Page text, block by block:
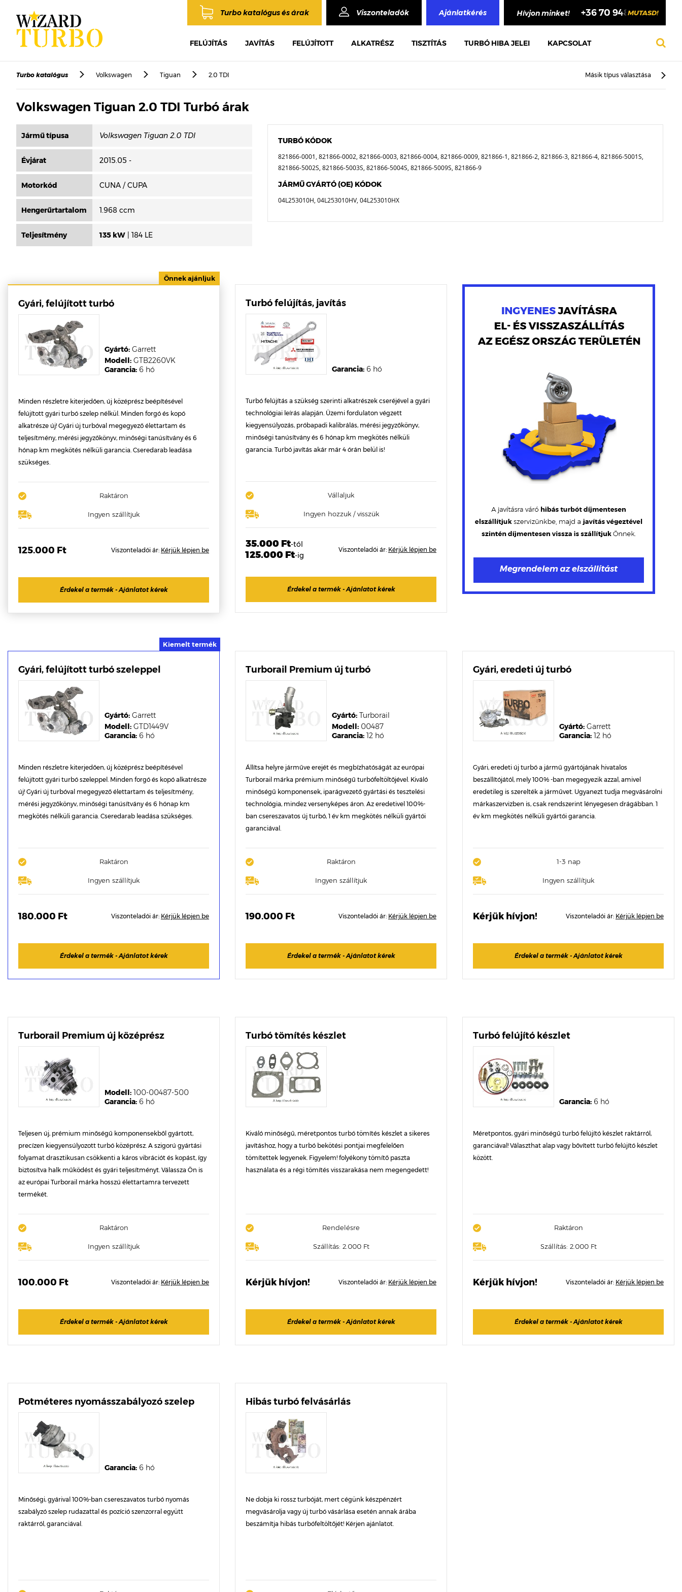
Turbo katalógus és árak Viszonteladók Ajánlatkérés Hívjon minket! +36 70 948 4748
MUTASD!
FELÚJÍTÁS JAVÍTÁS FELÚJÍTOTT ALKATRÉSZ TISZTÍTÁS TURBÓ HIBA JELEI KAPCSOLAT
Turbo katalógus Volkswagen Tiguan 2.0 TDI Másik típus választása
Volkswagen Tiguan 2.0 TDI Turbó árak
Jármű típusa
Évjárat 2015.05 -
Motorkód CUNA / CUPA
Hengerűrtartalom 1.968 ccm
Teljesítmény 135 kW | 184 LE
TURBÓ KÓDOK
821866-0001, 821866-0002, 821866-0003, 821866-0004, 821866-0009, 821866-1, 821866-2, 821866-3, 821866-4, 821866-5001S,
821866-5002S, 821866-5003S, 821866-5004S, 821866-5009S, 821866-9
JÁRMŰ GYÁRTÓ (OE) KÓDOK
04L253010H, 04L253010HV, 04L253010HX
Gyári, felújított turbó
Garancia: 6 hó
Modell: GTB2260VK
Gyártó: Garrett
Minden részletre kiterjedően, új középrész beépítésével
felújított gyári turbó szelep nélkül. Minden forgó és kopó
alkatrésze új! Gyári új turbóval megegyező élettartam és
teljesítmény, mérési jegyzőkönyv, minőségi tanúsítvány és 6
hónap km megkötés nélküli garancia. Cseredarab leadása
szükséges.
Raktáron
Ingyen szállítjuk
125.000 Ft Viszonteladói ár: Kérjük lépjen be
Érdekel a termék - Ajánlatot kérek
Turbó felújítás, javítás
Garancia: 6 hó
Turbó felújítás a szükség szerinti alkatrészek cseréjével a gyári
technológiai leírás alapján. Üzemi fordulaton végzett
kiegyensúlyozás, próbapadi kalibrálás, mérési jegyzőkönyv,
minőségi tanúsítvány és 6 hónap km megkötés nélküli
garancia. Turbó javítás akár már 4 órán belül is!
Vállaljuk
Ingyen hozzuk / visszük
35.000 Ft-tól
125.000 Ft-ig
Viszonteladói ár: Kérjük lépjen be
Érdekel a termék - Ajánlatot kérek
Gyári, felújított turbó szeleppel
Garancia: 6 hó
Modell: GTD1449V
Gyártó: Garrett
Minden részletre kiterjedően, új középrész beépítésével
felújított gyári turbó szeleppel. Minden forgó és kopó alkatrésze
új! Gyári új turbóval megegyező élettartam és teljesítmény,
mérési jegyzőkönyv, minőségi tanúsítvány és 6 hónap km
megkötés nélküli garancia. Cseredarab leadása szükséges.
Raktáron
Ingyen szállítjuk
180.000 Ft Viszonteladói ár: Kérjük lépjen be
Érdekel a termék - Ajánlatot kérek
Turborail Premium új turbó
Garancia: 12 hó
Modell: 00487
Gyártó: Turborail
Állítsa helyre járműve erejét és megbízhatóságát az európai
Turborail márka prémium minőségű turbófeltöltőjével. Kiváló
minőségű komponensek, iparágvezető gyártási és tesztelési
technológia, mindez versenyképes áron. Az eredetivel 100%-
ban csereszavatos új turbó, 1 év km megkötés nélküli gyártói
garanciával.
Raktáron
Ingyen szállítjuk
190.000 Ft Viszonteladói ár: Kérjük lépjen be
Érdekel a termék - Ajánlatot kérek
Gyári, eredeti új turbó
Garancia: 12 hó
Gyártó: Garrett
Gyári, eredeti új turbó a jármű gyártójának hivatalos
beszállítójától, mely 100% -ban megegyezik azzal, amivel
eredetileg is szerelték a járművet. Ugyanezt tudja megvásárolni
márkaszervizben is, csak rendszerint lényegesen drágábban. 1
év km megkötés nélküli gyártói garancia.
1-3 nap
Ingyen szállítjuk
Kérjük hívjon! Viszonteladói ár: Kérjük lépjen be
Érdekel a termék - Ajánlatot kérek
Turborail Premium új középrész
Garancia: 6 hó
Modell: 100-00487-500
Teljesen új, prémium minőségű komponensekből gyártott,
precízen kiegyensúlyozott turbó középrész. A szigorú gyártási
folyamat drasztikusan csökkenti a káros vibrációt és kopást, így
biztosítva halk működést és gyári teljesítményt. Válassza Ön is
az európai Turborail márka hosszú élettartamra tervezett
termékét.
Raktáron
Ingyen szállítjuk
100.000 Ft Viszonteladói ár: Kérjük lépjen be
Érdekel a termék - Ajánlatot kérek
Turbó tömítés készlet
Kiváló minőségű, méretpontos turbó tömítés készlet a sikeres
javításhoz, hogy a turbó bekötési pontjai megfelelően
tömítettek legyenek. Figyelem! folyékony tömítő paszta
használata és a régi tömítés visszarakása nem megengedett!
Rendelésre
Szállítás: 2.000 Ft
Kérjük hívjon! Viszonteladói ár: Kérjük lépjen be
Érdekel a termék - Ajánlatot kérek
Turbó felújító készlet
Garancia: 6 hó
Méretpontos, gyári minőségű turbó felújító készlet raktárról,
garanciával! Választhat alap vagy bővített turbó felújító készlet
között.
Raktáron
Szállítás: 2.000 Ft
Kérjük hívjon! Viszonteladói ár: Kérjük lépjen be
Érdekel a termék - Ajánlatot kérek
Potméteres nyomásszabályozó szelep
Garancia: 6 hó
Minőségi, gyárival 100%-ban csereszavatos turbó nyomás
szabályzó szelep rudazattal és pozíció szenzorral együtt
raktárról, garanciával.
Hibás turbó felvásárlás
Ne dobja ki rossz turbóját, mert cégünk készpénzért
megvásárolja vagy új turbó vásárlása esetén annak árába
beszámítja hibás turbófeltöltőjét! Kérjen ajánlatot.